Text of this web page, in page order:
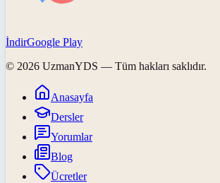
İndirGoogle Play
© 2026 UzmanYDS — Tüm hakları saklıdır.
Anasayfa
Dersler
Yorumlar
Blog
Ücretler